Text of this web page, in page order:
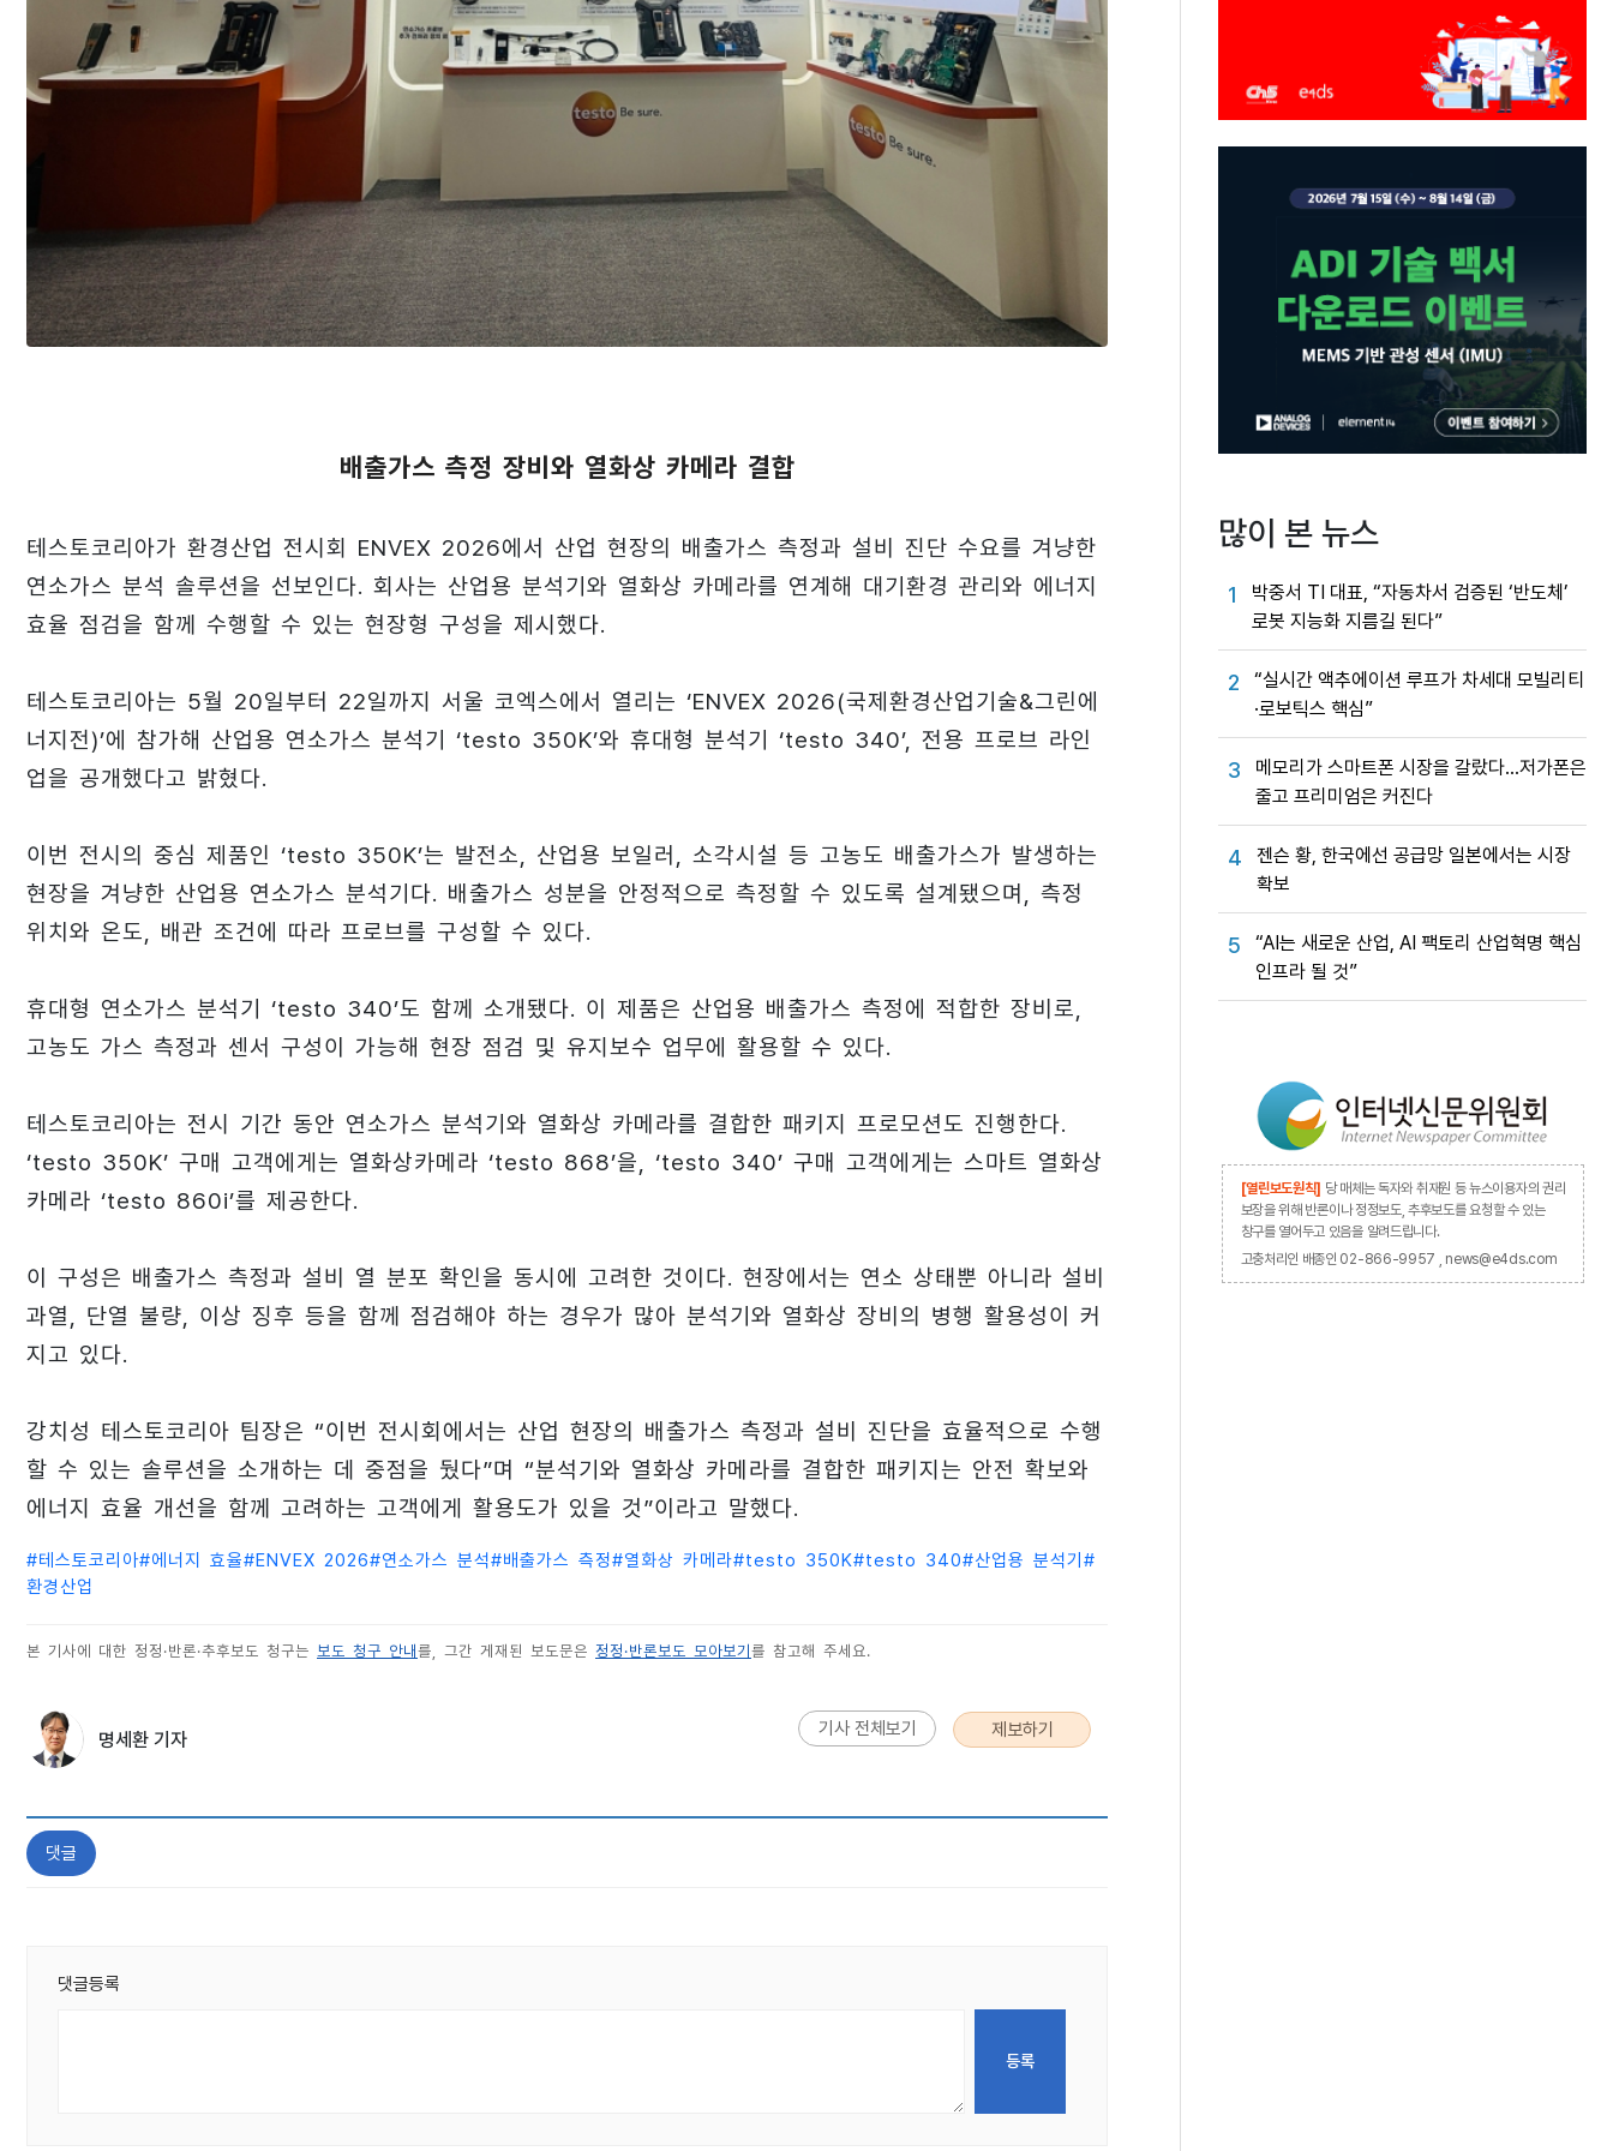
배출가스 측정 장비와 열화상 카메라 결합
테스토코리아가 환경산업 전시회 ENVEX 2026에서 산업 현장의 배출가스 측정과 설비 진단 수요를 겨냥한
연소가스 분석 솔루션을 선보인다. 회사는 산업용 분석기와 열화상 카메라를 연계해 대기환경 관리와 에너지
효율 점검을 함께 수행할 수 있는 현장형 구성을 제시했다.
테스토코리아는 5월 20일부터 22일까지 서울 코엑스에서 열리는 ‘ENVEX 2026(국제환경산업기술&그린에
너지전)’에 참가해 산업용 연소가스 분석기 ‘testo 350K’와 휴대형 분석기 ‘testo 340’, 전용 프로브 라인
업을 공개했다고 밝혔다.
이번 전시의 중심 제품인 ‘testo 350K’는 발전소, 산업용 보일러, 소각시설 등 고농도 배출가스가 발생하는
현장을 겨냥한 산업용 연소가스 분석기다. 배출가스 성분을 안정적으로 측정할 수 있도록 설계됐으며, 측정
위치와 온도, 배관 조건에 따라 프로브를 구성할 수 있다.
휴대형 연소가스 분석기 ‘testo 340’도 함께 소개됐다. 이 제품은 산업용 배출가스 측정에 적합한 장비로,
고농도 가스 측정과 센서 구성이 가능해 현장 점검 및 유지보수 업무에 활용할 수 있다.
테스토코리아는 전시 기간 동안 연소가스 분석기와 열화상 카메라를 결합한 패키지 프로모션도 진행한다.
‘testo 350K’ 구매 고객에게는 열화상카메라 ‘testo 868’을, ‘testo 340’ 구매 고객에게는 스마트 열화상
카메라 ‘testo 860i’를 제공한다.
이 구성은 배출가스 측정과 설비 열 분포 확인을 동시에 고려한 것이다. 현장에서는 연소 상태뿐 아니라 설비
과열, 단열 불량, 이상 징후 등을 함께 점검해야 하는 경우가 많아 분석기와 열화상 장비의 병행 활용성이 커
지고 있다.
강치성 테스토코리아 팀장은 “이번 전시회에서는 산업 현장의 배출가스 측정과 설비 진단을 효율적으로 수행
할 수 있는 솔루션을 소개하는 데 중점을 뒀다”며 “분석기와 열화상 카메라를 결합한 패키지는 안전 확보와
에너지 효율 개선을 함께 고려하는 고객에게 활용도가 있을 것”이라고 말했다.
#테스토코리아#에너지 효율#ENVEX 2026#연소가스 분석#배출가스 측정#열화상 카메라#testo 350K#testo 340#산업용 분석기 #
환경산업
본 기사에 대한 정정·반론·추후보도 청구는 보도 청구 안내 를, 그간 게재된 보도문은 정정·반론보도 모아보기 를 참고해 주세요.
명세환 기자 기사 전체보기 제보하기
댓글
댓글등록
많이 본 뉴스
1
박중서 TI 대표, “자동차서 검증된 ‘반도체’
로봇 지능화 지름길 된다”
2
“실시간 액추에이션 루프가 차세대 모빌리티
·로보틱스 핵심”
3
메모리가 스마트폰 시장을 갈랐다…저가폰은
줄고 프리미엄은 커진다
4
젠슨 황, 한국에선 공급망 일본에서는 시장
확보
5
“AI는 새로운 산업, AI 팩토리 산업혁명 핵심
인프라 될 것”
[열린보도원칙] 당 매체는 독자와 취재원 등 뉴스이용자의 권리
보장을 위해 반론이나 정정보도, 추후보도를 요청할 수 있는
창구를 열어두고 있음을 알려드립니다.
고충처리인 배종인 02-866-9957 , news@e4ds.com